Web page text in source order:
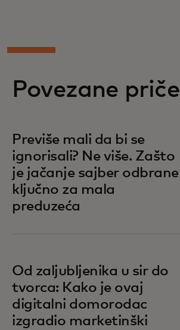
Povezane priče
Previše mali da bi se
ignorisali? Ne više. Zašto
je jačanje sajber odbrane
ključno za mala
preduzeća
Od zaljubljenika u sir do
tvorca: Kako je ovaj
digitalni domorodac
izgradio marketinški